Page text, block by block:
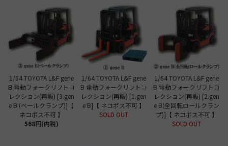
1/64 TOYOTA L&F gene
B 電動フォークリフトコ
レクション(再販) [3.gen
e B (ベールクランプ)]【
ネコポス不可 】
568円(内税)
1/64 TOYOTA L&F gene
B 電動フォークリフトコ
レクション(再販) [1.gen
e B]【 ネコポス不可 】
SOLD OUT
1/64 TOYOTA L&F gene
B 電動フォークリフトコ
レクション(再販) [2.gen
e B(全回転ロールクラン
プ)]【 ネコポス不可 】
SOLD OUT